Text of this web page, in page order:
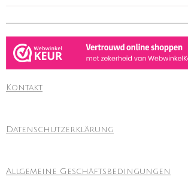
Kontakt
Datenschutzerklärung
Allgemeine Geschäftsbedingungen